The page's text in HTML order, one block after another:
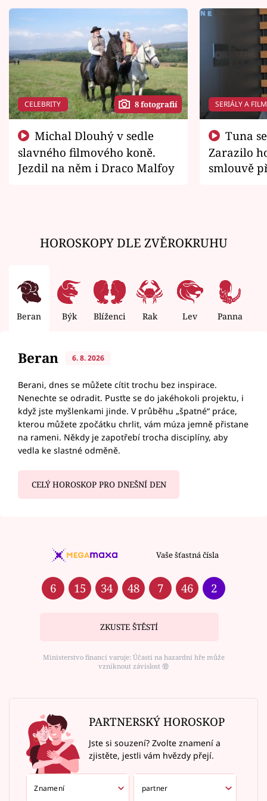
CELEBRITY 8 fotografií
slavného filmového koně.
Jezdil na něm i Draco Malfoy
SERIÁLY A
Zarazilo
smlouvě
HOROSKOPY DLE ZVĚROKRUHU
Beran Býk Blíženci Rak Lev Panna
Beran 6. 8. 2026
Berani, dnes se můžete cítit trochu bez inspirace.
Nenechte se odradit. Pusťte se do jakéhokoli projektu, i
když jste myšlenkami jinde. V průběhu „špatné“ práce,
kterou můžete zpočátku chrlit, vám múza jemně přistane
na rameni. Někdy je zapotřebí trocha disciplíny, aby
vedla ke slastné odměně.
CELÝ HOROSKOP PRO DNEŠNÍ DEN
Vaše šťastná čísla
6 15 34 48 7 46 2
ZKUSTE ŠTĚSTÍ
Ministerstvo financí varuje: Účastí na hazardní hře může
vzniknout závislost ⑱
PARTNERSKÝ HOROSKOP
Jste si souzení? Zvolte znamení a
zjistěte, jestli vám hvězdy přejí.